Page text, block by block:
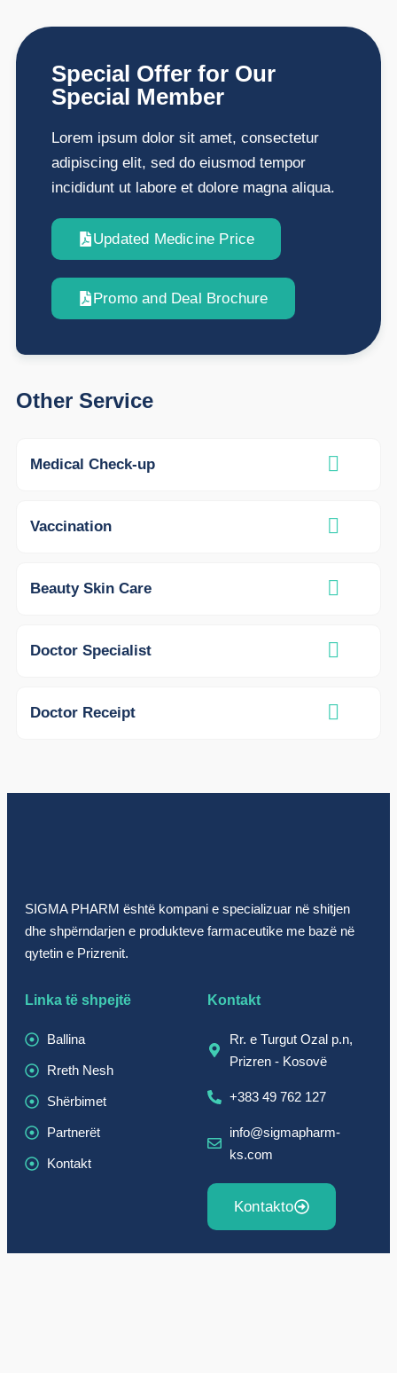
Special Offer for Our
Special Member
Lorem ipsum dolor sit amet, consectetur
adipiscing elit, sed do eiusmod tempor
incididunt ut labore et dolore magna aliqua.
Updated Medicine Price
Promo and Deal Brochure
Other Service
Medical Check-up
Vaccination
Beauty Skin Care
Doctor Specialist
Doctor Receipt
SIGMA PHARM është kompani e specializuar në shitjen
dhe shpërndarjen e produkteve farmaceutike me bazë në
qytetin e Prizrenit.
Linka të shpejtë
Ballina
Rreth Nesh
Shërbimet
Partnerët
Kontakt
Kontakt
Rr. e Turgut Ozal p.n,
Prizren - Kosovë
+383 49 762 127
info@sigmapharm-
ks.com
Kontakto